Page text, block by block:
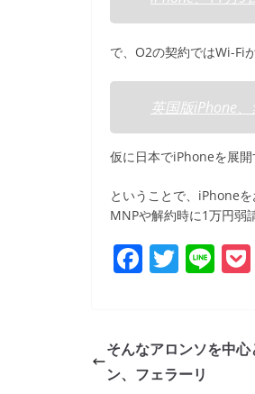
b
o
o
k
で、O2の契約ではWi-Fi
英国版iPhone
仮に日本でiPhoneを展開
ということで、iPhone
MNPや解約時に1万円弱
F
e
b
T
er
Li
そんなアロンソを中
ン、フェラーリ